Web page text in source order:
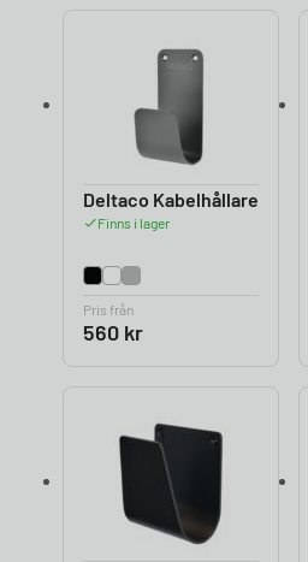
Deltaco Kabelhållare
Finns i lager
Pris från
560 kr